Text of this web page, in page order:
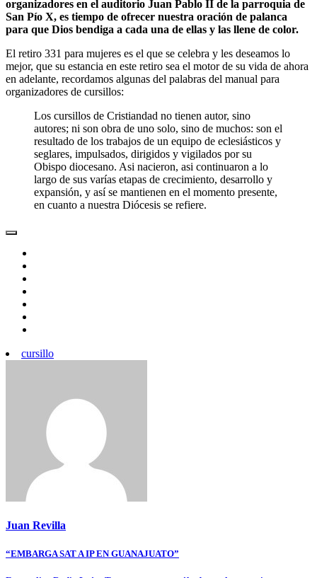
organizadores en el auditorio Juan Pablo II de la parroquia de
San Pío X, es tiempo de ofrecer nuestra oración de palanca
para que Dios bendiga a cada una de ellas y las llene de color.
El retiro 331 para mujeres es el que se celebra y les deseamos lo
mejor, que su estancia en este retiro sea el motor de su vida de ahora
en adelante, recordamos algunas del palabras del manual para
organizadores de cursillos:
Los cursillos de Cristiandad no tienen autor, sino
autores; ni son obra de uno solo, sino de muchos: son el
resultado de los trabajos de un equipo de eclesiásticos y
seglares, impulsados, dirigidos y vigilados por su
Obispo diocesano. Asi nacieron, asi continuaron a lo
largo de sus varías etapas de crecimiento, desarrollo y
expansión, y así se mantienen en el momento presente,
en cuanto a nuestra Diócesis se refiere.
cursillo
Juan Revilla
Navegación
“EMBARGA SAT A IP EN GUANAJUATO”